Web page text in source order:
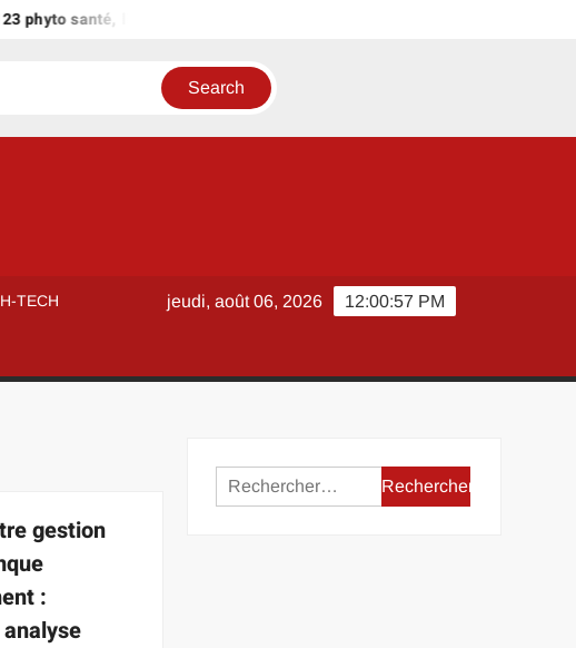
santé, livraison et service client : expérience utilisateur passée au crible
TECH 12:00:57 PM
jeudi, août 06, 2026
gestion
:
Rechercher :